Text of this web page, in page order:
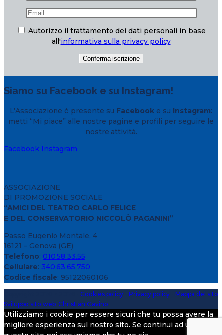
Autorizzo il trattamento dei dati personali in base
all'informativa sulla privacy policy
Siamo su Facebook e su Instagram!
L’Associazione è presente su Facebook e su Instagram:
metti “Mi piace” alle nostre pagine e profili per seguire le
nostre attività.
Facebook Instagram
ASSOCIAZIONE
DI PROMOZIONE SOCIALE
“AMICI DEL TEATRO CARLO FELICE
E DEL CONSERVATORIO NICCOLÒ PAGANINI”
Passo Eugenio Montale, 4
16121 – Genova (GE)
Telefono: 010.58.33.55
Cellulare: 340.63.65.750
Codice fiscale: 95122060106
Cookies policy Privacy policy
Mappa del sito
Sviluppo sito web: Christian Gavino
Utilizziamo i cookie per essere sicuri che tu possa avere la
migliore esperienza sul nostro sito. Se continui ad utilizzare